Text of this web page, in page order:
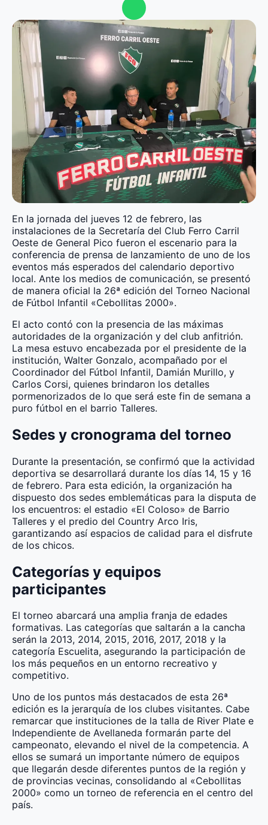
En la jornada del jueves 12 de febrero, las
instalaciones de la Secretaría del Club Ferro Carril
Oeste de General Pico fueron el escenario para la
conferencia de prensa de lanzamiento de uno de los
eventos más esperados del calendario deportivo
local. Ante los medios de comunicación, se presentó
de manera oficial la 26ª edición del Torneo Nacional
de Fútbol Infantil «Cebollitas 2000».
El acto contó con la presencia de las máximas
autoridades de la organización y del club anfitrión.
La mesa estuvo encabezada por el presidente de la
institución, Walter Gonzalo, acompañado por el
Coordinador del Fútbol Infantil, Damián Murillo, y
Carlos Corsi, quienes brindaron los detalles
pormenorizados de lo que será este fin de semana a
puro fútbol en el barrio Talleres.
Sedes y cronograma del torneo
Durante la presentación, se confirmó que la actividad
deportiva se desarrollará durante los días 14, 15 y 16
de febrero. Para esta edición, la organización ha
dispuesto dos sedes emblemáticas para la disputa de
los encuentros: el estadio «El Coloso» de Barrio
Talleres y el predio del Country Arco Iris,
garantizando así espacios de calidad para el disfrute
de los chicos.
Categorías y equipos
participantes
El torneo abarcará una amplia franja de edades
formativas. Las categorías que saltarán a la cancha
serán la 2013, 2014, 2015, 2016, 2017, 2018 y la
categoría Escuelita, asegurando la participación de
los más pequeños en un entorno recreativo y
competitivo.
Uno de los puntos más destacados de esta 26ª
edición es la jerarquía de los clubes visitantes. Cabe
remarcar que instituciones de la talla de River Plate e
Independiente de Avellaneda formarán parte del
campeonato, elevando el nivel de la competencia. A
ellos se sumará un importante número de equipos
que llegarán desde diferentes puntos de la región y
de provincias vecinas, consolidando al «Cebollitas
2000» como un torneo de referencia en el centro del
país.